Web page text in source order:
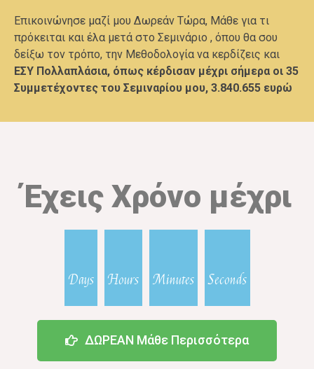
Επικοινώνησε μαζί μου Δωρεάν Τώρα, Μάθε για τι
πρόκειται και έλα μετά στο Σεμινάριο , όπου θα σου
δείξω τον τρόπο, την Μεθοδολογία να κερδίζεις και
ΕΣΥ Πολλαπλάσια, όπως κέρδισαν μέχρι σήμερα οι 35
Συμμετέχοντες του Σεμιναρίου μου, 3.840.655 ευρώ
Έχεις Χρόνο μέχρι
Days Hours Minutes Seconds
ΔΩΡΕΑΝ Μάθε Περισσότερα